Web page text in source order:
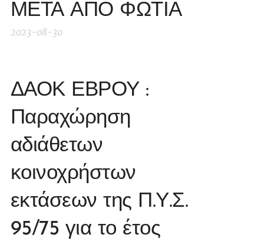
ΜΕΤΑ ΑΠΟ ΦΩΤΙΑ
2023-08-30
ΔΑΟΚ ΕΒΡΟΥ :
Παραχώρηση
αδιάθετων
κοινοχρήστων
εκτάσεων της Π.Υ.Σ.
95/75 για το έτος